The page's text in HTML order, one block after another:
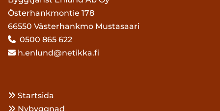
Österhankmontie 178
66550 Västerhankmo Mustasaari
 0500 865 622
 h.enlund@netikka.fi
 Startsida
 Nybyggnad